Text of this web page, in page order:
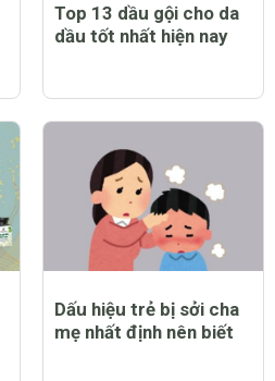
Top 13 dầu gội cho da
dầu tốt nhất hiện nay
Dấu hiệu trẻ bị sởi cha
mẹ nhất định nên biết